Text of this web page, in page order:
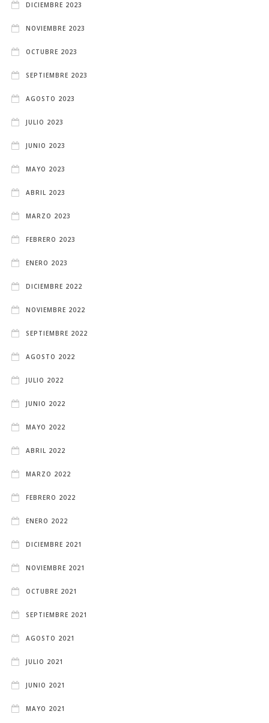
DICIEMBRE 2023
NOVIEMBRE 2023
OCTUBRE 2023
SEPTIEMBRE 2023
AGOSTO 2023
JULIO 2023
JUNIO 2023
MAYO 2023
ABRIL 2023
MARZO 2023
FEBRERO 2023
ENERO 2023
DICIEMBRE 2022
NOVIEMBRE 2022
SEPTIEMBRE 2022
AGOSTO 2022
JULIO 2022
JUNIO 2022
MAYO 2022
ABRIL 2022
MARZO 2022
FEBRERO 2022
ENERO 2022
DICIEMBRE 2021
NOVIEMBRE 2021
OCTUBRE 2021
SEPTIEMBRE 2021
AGOSTO 2021
JULIO 2021
JUNIO 2021
MAYO 2021